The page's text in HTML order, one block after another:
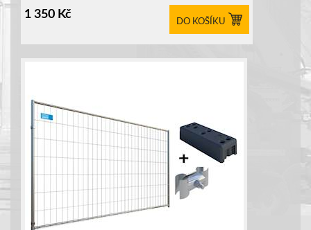
1 350 Kč
DO KOŠÍKU